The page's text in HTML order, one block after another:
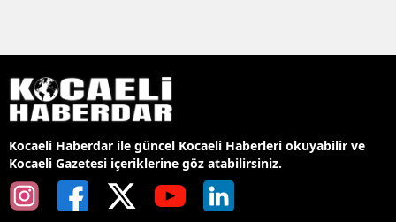
Kocaeli Haberdar ile güncel Kocaeli Haberleri okuyabilir ve
Kocaeli Gazetesi içeriklerine göz atabilirsiniz.